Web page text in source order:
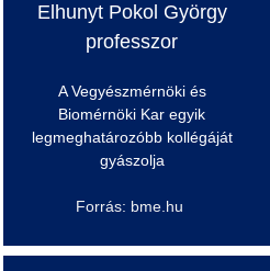
Elhunyt Pokol György
professzor
A Vegyészmérnöki és
Biomérnöki Kar egyik
legmeghatározóbb kollégáját
gyászolja
Forrás: bme.hu